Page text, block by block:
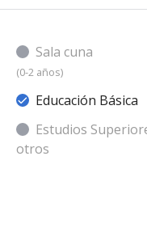
Sala cuna
(0-2 años)
Educación Básica
Estudios
otros